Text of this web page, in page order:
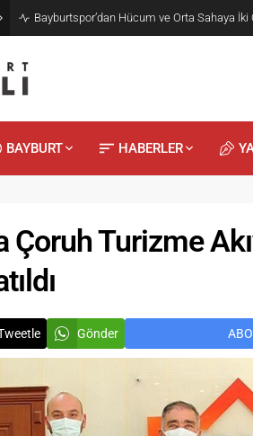
Bayburt’ta Minik Öğrencilere Jandarma
BAYBURT HABERLER
Çoruh Turizme
Gönder